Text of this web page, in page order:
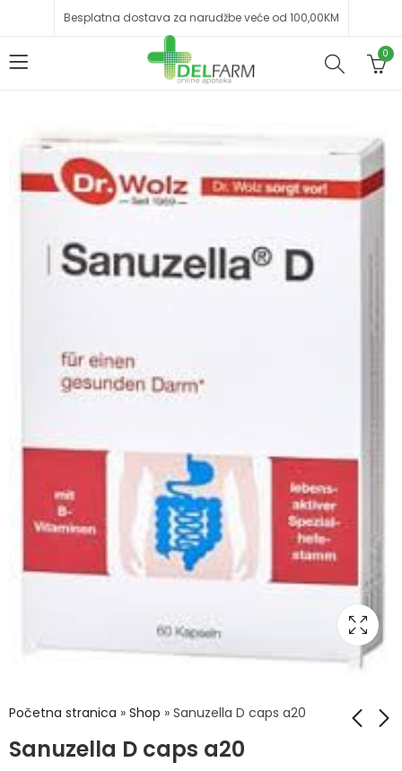
Besplatna dostava za narudžbe veće od 100,00KM
0
Početna stranica » Shop » Sanuzella D caps a20
Sanuzella D caps a20